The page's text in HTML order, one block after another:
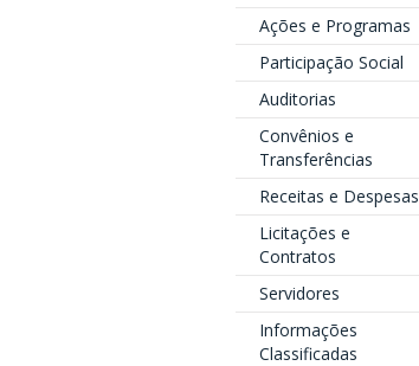
Ações e Programas
Participação Social
Auditorias
Convênios e
Transferências
Receitas e Despesas
Licitações e
Contratos
Servidores
Informações
Classificadas